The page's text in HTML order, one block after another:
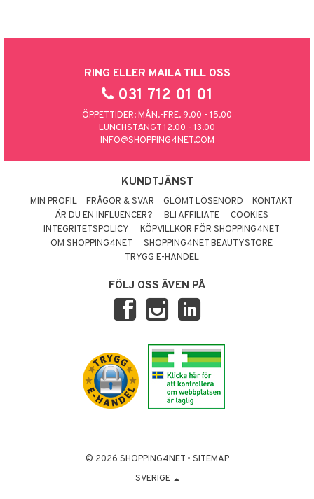
RING ELLER MAILA TILL OSS
031 712 01 01
ÖPPETTIDER: MÅN.-FRE. 9.00 - 15.00
LUNCHSTÄNGT 12.00 - 13.00
INFO@SHOPPING4NET.COM
KUNDTJÄNST
MIN PROFIL FRÅGOR & SVAR GLÖMT LÖSENORD
KONTAKT
ÄR DU EN INFLUENCER?
BLI AFFILIATE
COOKIES
INTEGRITETSPOLICY
KÖPVILLKOR FÖR SHOPPING4NET
OM SHOPPING4NET
SHOPPING4NET BEAUTYSTORE
TRYGG E-HANDEL
FÖLJ OSS ÄVEN PÅ
© 2026 SHOPPING4NET • SITEMAP
SVERIGE